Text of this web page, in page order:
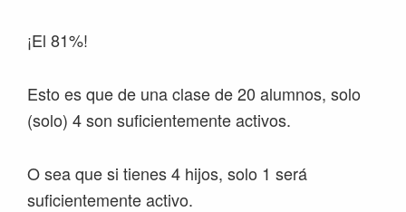
¡El 81%!
Esto es que de una clase de 20 alumnos, solo
(solo) 4 son suficientemente activos.
O sea que si tienes 4 hijos, solo 1 será
suficientemente activo.